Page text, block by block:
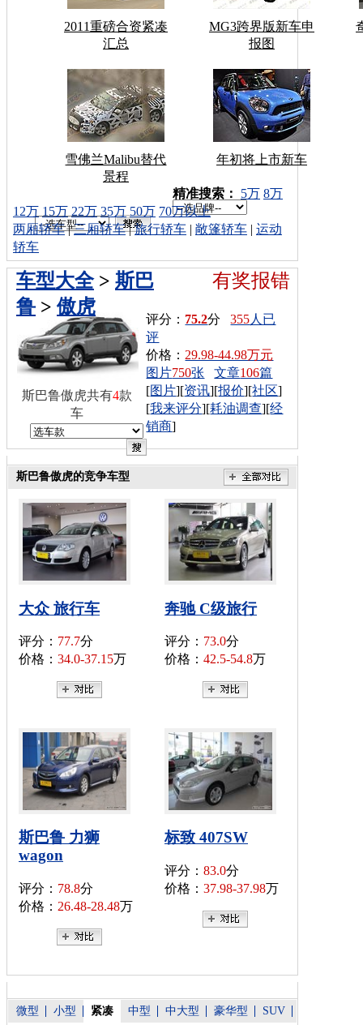
2011重磅合资紧凑
汇总
MG3跨界版新车申
报图
雪佛兰Malibu替代
景程
年初将上市新车
车型搜索：
精准搜索： 5万 8万
12万 15万 22万 35万 50万 70万以上
两厢轿车|三厢轿车|旅行轿车 | 敞篷轿车 | 运动
轿车
有奖报错
车型大全> 斯巴
鲁 >傲虎
评分： 75.2分355人已
评
价格： 29.98-44.98万元
图片750张 文章106篇
[图片][资讯][报价][社区]
[我来评分][耗油调查][经
销商]
斯巴鲁傲虎共有4款
车
斯巴鲁傲虎的竞争车型
大众 旅行车
评分： 77.7分
价格： 34.0-37.15万
奔驰 C级旅行
评分： 73.0分
价格： 42.5-54.8万
斯巴鲁 力狮
wagon
评分： 78.8分
价格： 26.48-28.48万
标致 407SW
评分： 83.0分
价格： 37.98-37.98万
微型 小型 紧凑 中型 中大型 豪华型 SUV